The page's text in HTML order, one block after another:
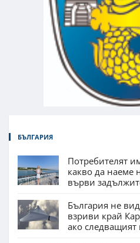
БЪЛГАРИЯ
Потребителят
какво да наеме
върви
България не
взриви край
ако следващият